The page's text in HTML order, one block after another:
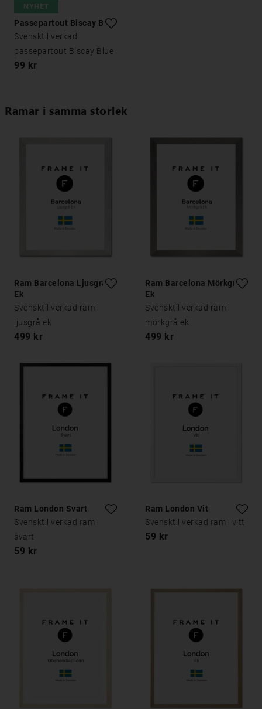
NYHET
Passepartout Biscay Blue
Svensktillverkad
passepartout Biscay Blue
99 kr
Ramar i samma storlek
Ram Barcelona Ljusgrå
Ek
Svensktillverkad ram i
ljusgrå ek
499 kr
Ram Barcelona Mörkgrå
Ek
Svensktillverkad ram i
mörkgrå ek
499 kr
Ram London Svart
Svensktillverkad ram i
svart
59 kr
Ram London Vit
Svensktillverkad ram i vitt
59 kr